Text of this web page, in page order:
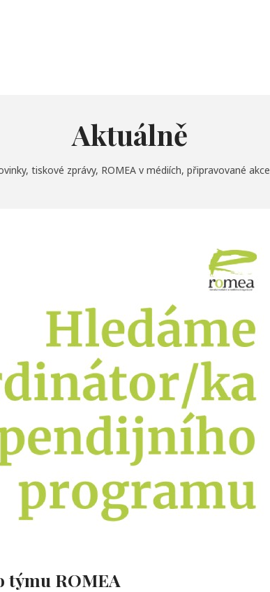
Aktuálně
tiskové zprávy, ROMEA v médiích, připravované akce
týmu ROMEA